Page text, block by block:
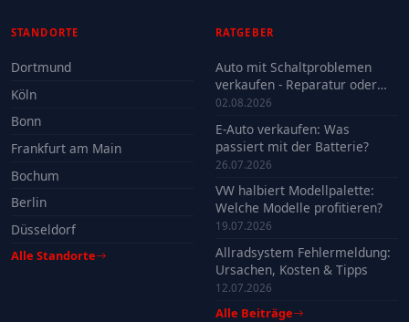
STANDORTE
Dortmund
Köln
Bonn
Frankfurt am Main
Bochum
Berlin
Düsseldorf
Alle Standorte
RATGEBER
Auto mit Schaltproblemen
verkaufen - Reparatur oder
Verkauf?
02.08.2026
E-Auto verkaufen: Was
passiert mit der Batterie?
26.07.2026
VW halbiert Modellpalette:
Welche Modelle profitieren?
19.07.2026
Allradsystem Fehlermeldung:
Ursachen, Kosten & Tipps
12.07.2026
Alle Beiträge